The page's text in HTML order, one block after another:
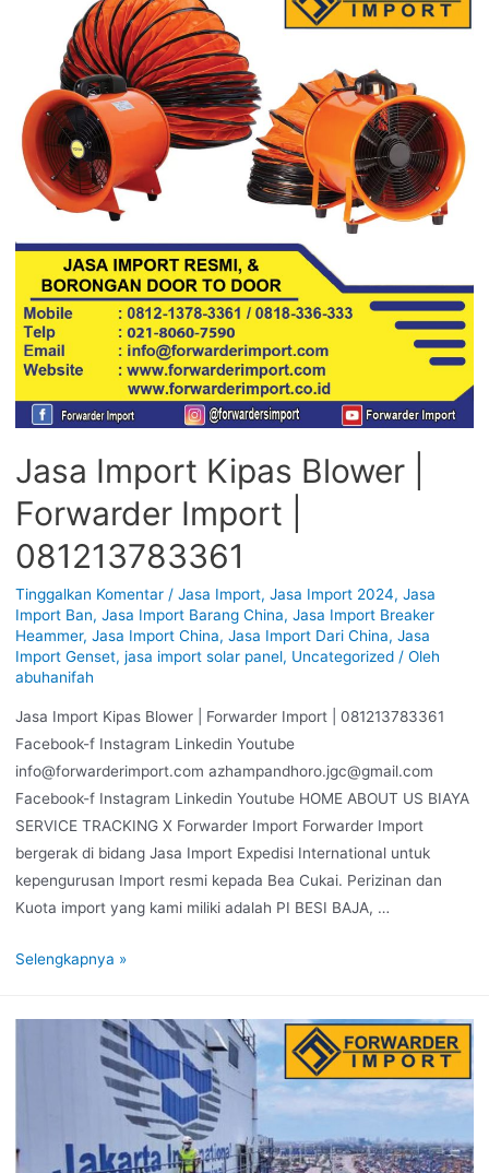
Jasa Import Kipas Blower |
Forwarder Import |
081213783361
Tinggalkan Komentar / Jasa Import, Jasa Import 2024, Jasa
Import Ban, Jasa Import Barang China, Jasa Import Breaker
Heammer, Jasa Import China, Jasa Import Dari China, Jasa
Import Genset, jasa import solar panel, Uncategorized/ Oleh
abuhanifah
Jasa Import Kipas Blower | Forwarder Import | 081213783361
Facebook-f Instagram Linkedin Youtube
info@forwarderimport.com azhampandhoro.jgc@gmail.com
Facebook-f Instagram Linkedin Youtube HOME ABOUT US BIAYA
SERVICE TRACKING X Forwarder Import Forwarder Import
bergerak di bidang Jasa Import Expedisi International untuk
kepengurusan Import resmi kepada Bea Cukai. Perizinan dan
Kuota import yang kami miliki adalah PI BESI BAJA, …
Selengkapnya »